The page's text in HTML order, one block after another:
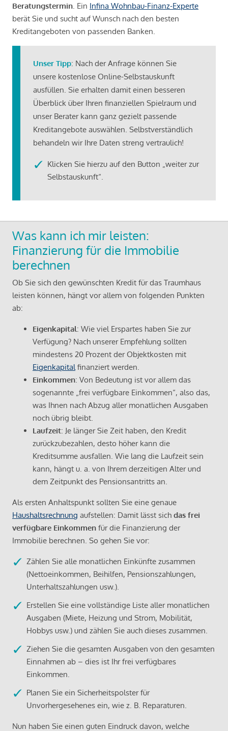
Beratungstermin . Ein Infina Wohnbau-Finanz-Experte
berät Sie und sucht auf Wunsch nach den besten
Kreditangeboten von passenden Banken.
Unser Tipp: Nach der Anfrage können Sie
unsere kostenlose Online-Selbstauskunft
ausfüllen. Sie erhalten damit einen besseren
Überblick über Ihren finanziellen Spielraum und
unser Berater kann ganz gezielt passende
Kreditangebote auswählen. Selbstverständlich
behandeln wir Ihre Daten streng vertraulich!
Klicken Sie hierzu auf den Button „weiter zur
Selbstauskunft“.
Was kann ich mir leisten:
Finanzierung für die Immobilie
berechnen
Ob Sie sich den gewünschten Kredit für das Traumhaus
leisten können, hängt vor allem von folgenden Punkten
ab:
Eigenkapital: Wie viel Erspartes haben Sie zur
Verfügung? Nach unserer Empfehlung sollten
mindestens 20 Prozent der Objektkosten mit
Eigenkapital finanziert werden.
Einkommen: Von Bedeutung ist vor allem das
sogenannte „frei verfügbare Einkommen“, also das,
was Ihnen nach Abzug aller monatlichen Ausgaben
noch übrig bleibt.
Laufzeit: Je länger Sie Zeit haben, den Kredit
zurückzubezahlen, desto höher kann die
Kreditsumme ausfallen. Wie lang die Laufzeit sein
kann, hängt u. a. von Ihrem derzeitigen Alter und
dem Zeitpunkt des Pensionsantritts an.
Als ersten Anhaltspunkt sollten Sie eine genaue
Haushaltsrechnung aufstellen: Damit lässt sich das frei
verfügbare Einkommen für die Finanzierung der
Immobilie berechnen. So gehen Sie vor:
Zählen Sie alle monatlichen Einkünfte zusammen
(Nettoeinkommen, Beihilfen, Pensionszahlungen,
Unterhaltszahlungen usw.).
Erstellen Sie eine vollständige Liste aller monatlichen
Ausgaben (Miete, Heizung und Strom, Mobilität,
Hobbys usw.) und zählen Sie auch dieses zusammen.
Ziehen Sie die gesamten Ausgaben von den gesamten
Einnahmen ab – dies ist Ihr frei verfügbares
Einkommen.
Planen Sie ein Sicherheitspolster für
Unvorhergesehenes ein, wie z. B. Reparaturen.
Nun haben Sie einen guten Eindruck davon, welche